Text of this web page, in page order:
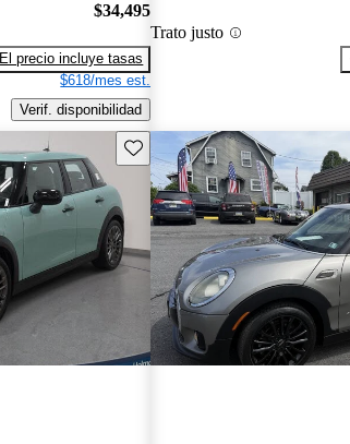
$34,495
El precio incluye tasas
$618/mes est.
Verif. disponibilidad
Trato justo
Guarda este Aviso